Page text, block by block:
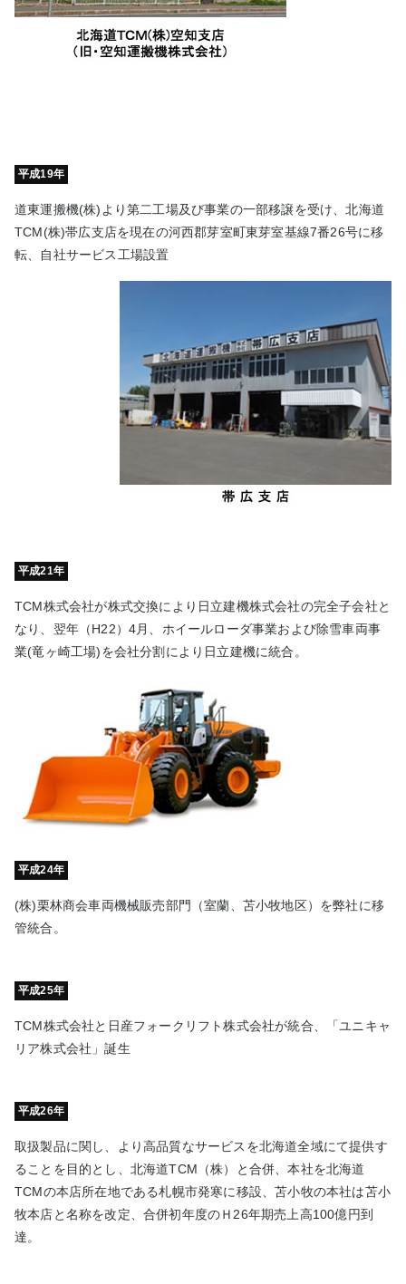
平成19年
道東運搬機(株)より第二工場及び事業の一部移譲を受け、北海道
TCM(株)帯広支店を現在の河西郡芽室町東芽室基線7番26号に移
転、自社サービス工場設置
平成21年
TCM株式会社が株式交換により日立建機株式会社の完全子会社と
なり、翌年（H22）4月、ホイールローダ事業および除雪車両事
業(竜ヶ崎工場)を会社分割により日立建機に統合。
平成24年
(株)栗林商会車両機械販売部門（室蘭、苫小牧地区）を弊社に移
管統合。
平成25年
TCM株式会社と日産フォークリフト株式会社が統合、「ユニキャ
リア株式会社」誕生
平成26年
取扱製品に関し、より高品質なサービスを北海道全域にて提供す
ることを目的とし、北海道TCM（株）と合併、本社を北海道
TCMの本店所在地である札幌市発寒に移設、苫小牧の本社は苫小
牧本店と名称を改定、合併初年度のＨ26年期売上高100億円到
達。